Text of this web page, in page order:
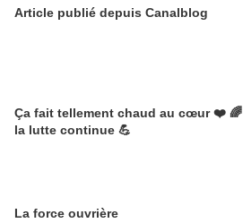
Article publié depuis Canalblog
Ça fait tellement chaud au cœur ❤️ 🌈
la lutte continue 💪
La force ouvrière